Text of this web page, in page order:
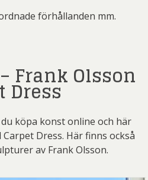
förhållanden mm.
Frank Olsson
Dress
köpa konst online och här
Dress. Här finns också
av Frank Olsson.